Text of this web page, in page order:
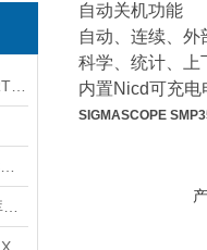
自动关机功能
自动、连续、
科学、统计、上
内置Nicd可充
SIGMASCOPE